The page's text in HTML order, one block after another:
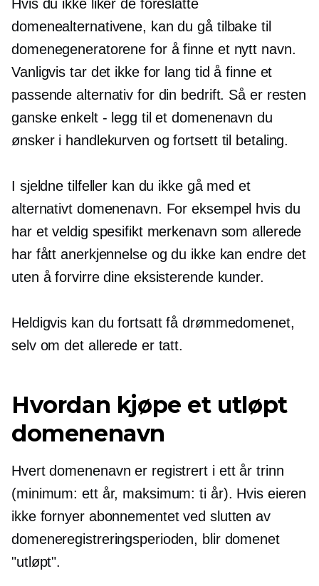
Hvis du ikke liker de foreslåtte
domenealternativene, kan du gå tilbake til
domenegeneratorene for å finne et nytt navn.
Vanligvis tar det ikke for lang tid å finne et
passende alternativ for din bedrift. Så er resten
ganske enkelt - legg til et domenenavn du
ønsker i handlekurven og fortsett til betaling.
I sjeldne tilfeller kan du ikke gå med et
alternativt domenenavn. For eksempel hvis du
har et veldig spesifikt merkenavn som allerede
har fått anerkjennelse og du ikke kan endre det
uten å forvirre dine eksisterende kunder.
Heldigvis kan du fortsatt få drømmedomenet,
selv om det allerede er tatt.
Hvordan kjøpe et utløpt
domenenavn
Hvert domenenavn er registrert i ett år trinn
(minimum: ett år, maksimum: ti år). Hvis eieren
ikke fornyer abonnementet ved slutten av
domeneregistreringsperioden, blir domenet
"utløpt".